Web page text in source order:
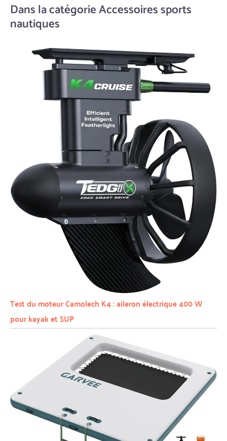
Dans la catégorie Accessoires sports
nautiques
Test du moteur Camolech K4 : aileron électrique 400 W
pour kayak et SUP